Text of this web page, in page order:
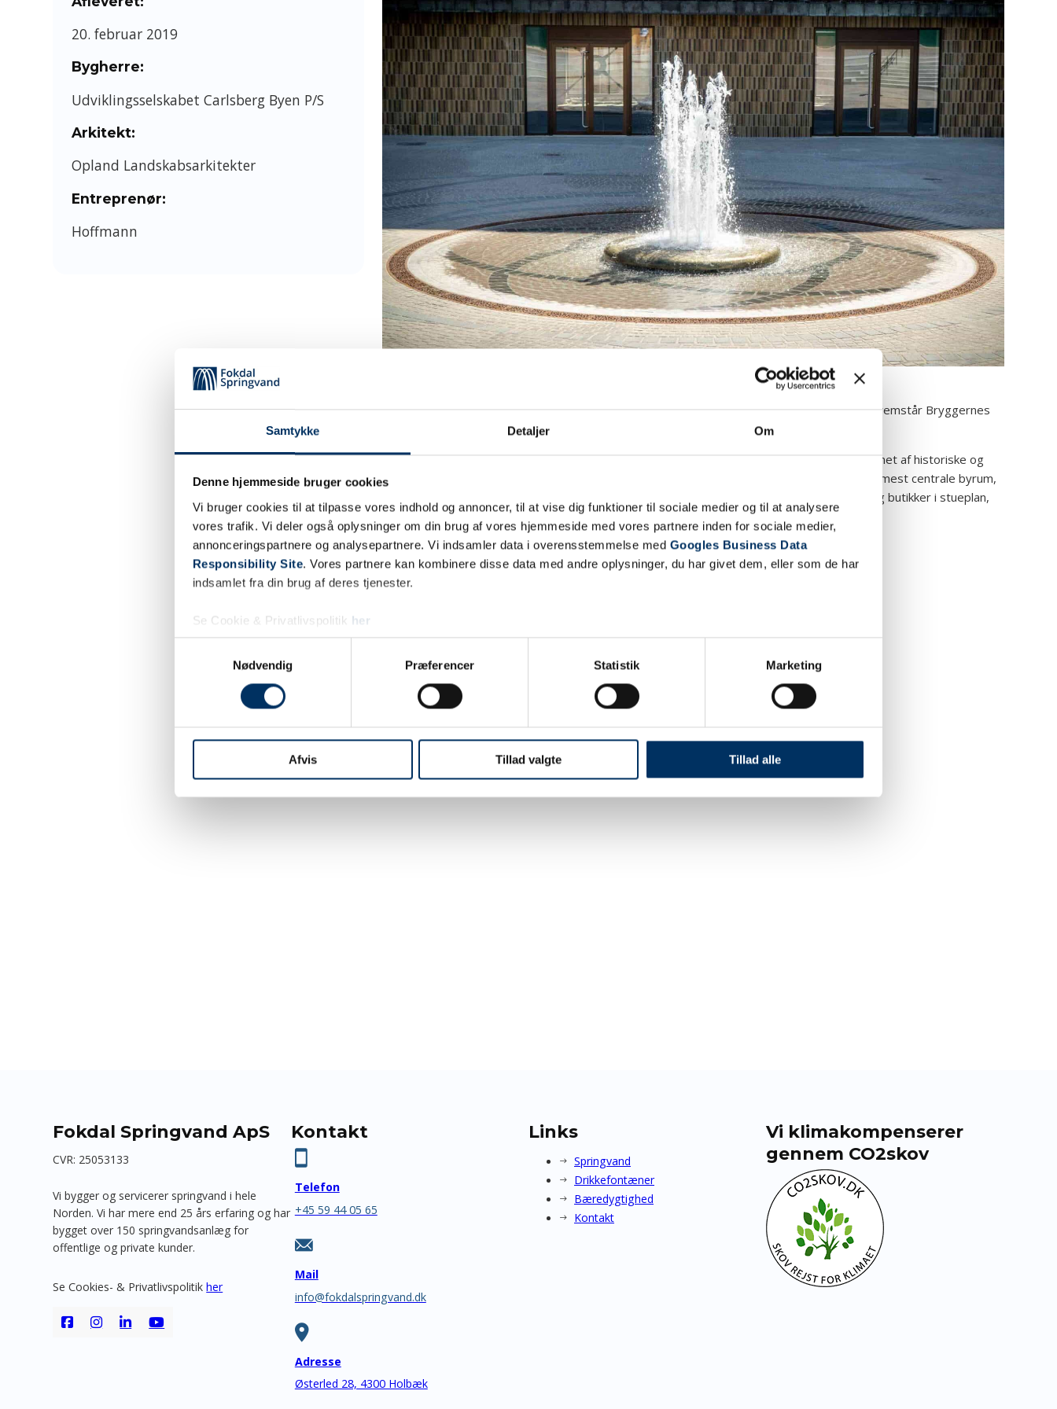
Samtykke Detaljer Om
Denne hjemmeside bruger cookies
Vi bruger cookies til at tilpasse vores indhold og annoncer, til at vise dig funktioner til sociale medier og til at analysere
vores trafik. Vi deler også oplysninger om din brug af vores hjemmeside med vores partnere inden for sociale medier,
annonceringspartnere og analysepartnere. Vi indsamler data i overensstemmelse med Googles Business Data
Responsibility Site. Vores partnere kan kombinere disse data med andre oplysninger, du har givet dem, eller som de har
indsamlet fra din brug af deres tjenester.
Se Cookie & Privatlivspolitik her
Nødvendig
Præferencer Statistik Marketing
Afvis Tillad valgte Tillad alle
20. februar 2019
Bygherre:
Udviklingsselskabet Carlsberg Byen P/S
Arkitekt:
Opland Landskabsarkitekter
Entreprenør:
Hoffmann
I forlængelse af Carlsberg Byens transformation fra bagside til aktiv forside af København, fremstår Bryggernes
Plads som et samlende og imødekommende byrum for bydelen.
Bryggernes Plads, Carlsberg Byens ”Rådhusplads”, ligger i hjertet af den nye bydel, indrammet af historiske og
fredede lagerbygninger som Lagerkælder 3 og Maltmagasinet. Pladsen er Carlsberg Byens mest centrale byrum,
tæt på Carlsberg Station og omkranset af amfiteater, spa, restauranter, boliger, kontorer og butikker i stueplan,
samt Hotel Otillia i de fredede lagerbygninger.
Galleri
Fokdal Springvand ApS
CVR: 25053133
Vi bygger og servicerer springvand i hele
Norden. Vi har mere end 25 års erfaring og har
bygget over 150 springvandsanlæg for
offentlige og private kunder.
Se Cookies- & Privatlivspolitikher
Kontakt
Telefon
+45 59 44 05 65
Mail
info@fokdalspringvand.dk
Adresse
Østerled 28, 4300 Holbæk
Links
Springvand
Drikkefontæner
Bæredygtighed
Kontakt
Vi klimakompenserer
gennem CO2skov